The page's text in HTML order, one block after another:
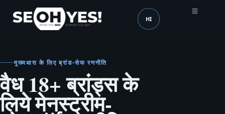
SEOH भाषा (mobile header)
HI
मुख्यधारा के लिए ब्रांड-सेफ रणनीति
वैध 18+ ब्रांड्स के
लिये मेनस्ट्रीम-